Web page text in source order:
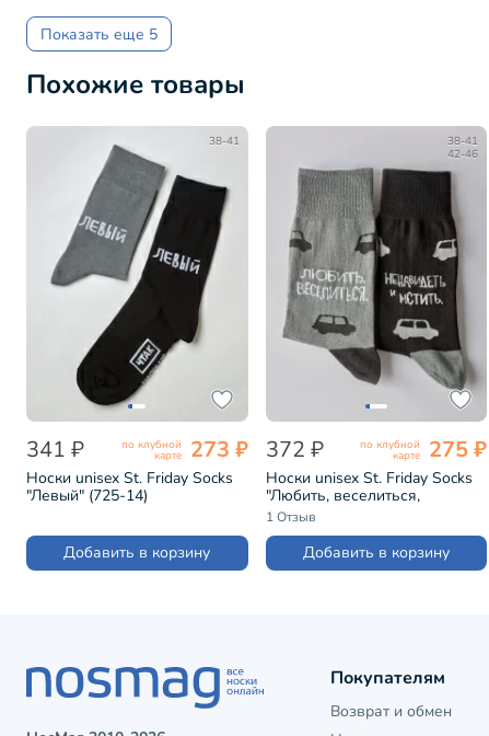
Показать еще 5
Похожие товары
38-41
341 ₽ по клубной
карте 273 ₽
Носки unisex St. Friday Socks
"Левый" (725-14)
Добавить в корзину
38-41
42-46
372 ₽ по клубной
карте 275 ₽
Носки unisex St. Friday Socks
"Любить, веселиться,
ненавидеть и мстить" (731-19)
1 Отзыв
Добавить в корзину
Покупателям
Возврат и обмен